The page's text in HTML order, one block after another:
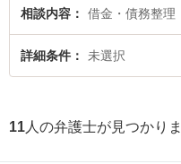
のトラブルを今すぐに弁護士に相
の実績豊富な近くの弁護士を検索
法律相談できる世田谷区内の弁護
相談内容 借金・債務整理
詳細条件 未選択
11 人の弁護士が見つかり